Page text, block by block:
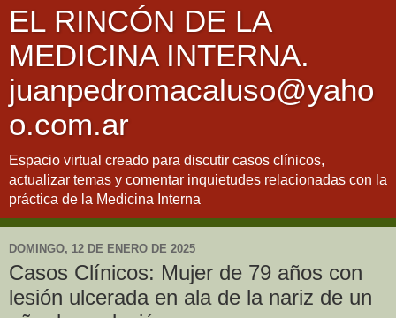
EL RINCÓN DE LA
MEDICINA INTERNA.
juanpedromacaluso@yaho
o.com.ar
Espacio virtual creado para discutir casos clínicos,
actualizar temas y comentar inquietudes relacionadas con la
práctica de la Medicina Interna
DOMINGO, 12 DE ENERO DE 2025
Casos Clínicos: Mujer de 79 años con
lesión ulcerada en ala de la nariz de un